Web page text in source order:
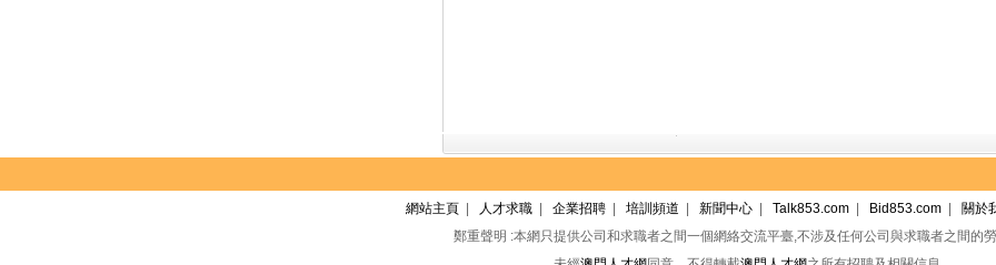
網站主頁 人才求職 企業招聘 培訓頻道 新聞中心 Talk853.com Bid853.com
關於
鄭重聲明 :本網只提供公司和求職者之間一個網絡交流平臺,不涉及任何公司與求職者之間的